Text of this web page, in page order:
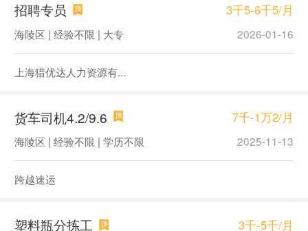
招聘专员 3千5-6千5/月
海陵区 | 经验不限 | 大专 2026-01-16
上海猎优达人力资源有...
货车司机4.2/9.6 7千-1万2/月
海陵区 | 经验不限 | 学历不限 2025-11-13
跨越速运
塑料瓶分拣工 3千-5千/月